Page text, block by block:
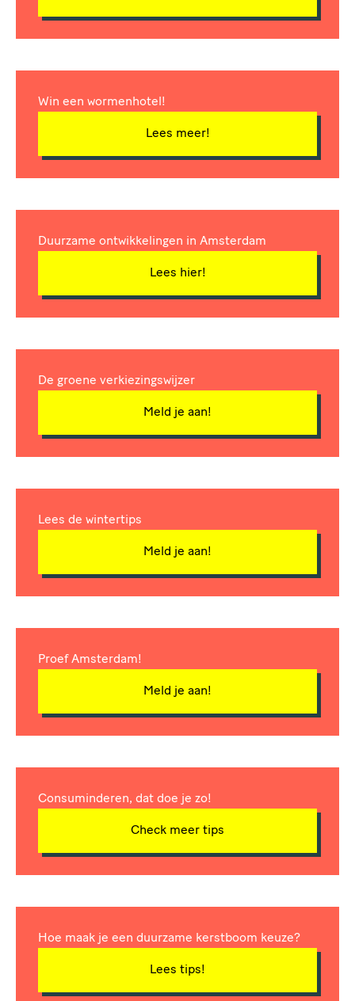
Win een wormenhotel!
Lees meer!
Duurzame ontwikkelingen in Amsterdam
Lees hier!
De groene verkiezingswijzer
Meld je aan!
Lees de wintertips
Meld je aan!
Proef Amsterdam!
Meld je aan!
Consuminderen, dat doe je zo!
Check meer tips
Hoe maak je een duurzame kerstboom keuze?
Lees tips!